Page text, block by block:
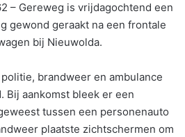
– Gereweg is vrijdagochtend een
gewond geraakt na een frontale
bij Nieuwolda.
brandweer en ambulance
Bij aankomst bleek er een
tussen een personenauto
plaatste zichtschermen om